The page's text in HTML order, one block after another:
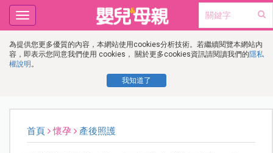
為提供您更多優質的內容，本網站使用cookies分析技術。若繼續閱覽本網站內
容，即表示您同意我們使用 cookies， 關於更多cookies資訊請閱讀我們的隱私
權說明 。
我知道了
Toggle
navigation
首頁 懷孕 產後照護